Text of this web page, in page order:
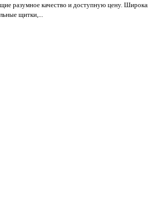
разумное качество и доступную цену.
щитки,...